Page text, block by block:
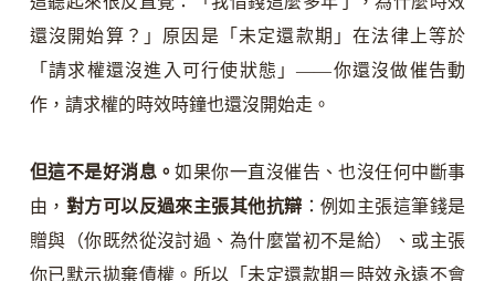
還沒開始算？」原因是「未定還款期」在法律上等於
「請求權還沒進入可行使狀態」——你還沒做催告動
作，請求權的時效時鐘也還沒開始走。
但這不是好消息。如果你一直沒催告、也沒任何中斷事
由， 對方可以反過來主張其他抗辯 ：例如主張這筆錢是
贈與（你既然從沒討過、為什麼當初不是給）、或主張
你已默示拋棄債權。所以「未定還款期＝時效永遠不會